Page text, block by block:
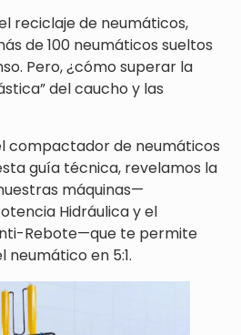
reciclaje de neumáticos,
de 100 neumáticos sueltos
Pero, ¿cómo superar la
del caucho y las
compactador de neumáticos
guía técnica, revelamos la
máquinas—
Hidráulica y el
Rebote—que te permite
neumático en 5:1.